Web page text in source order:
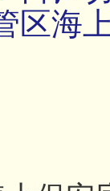
区海